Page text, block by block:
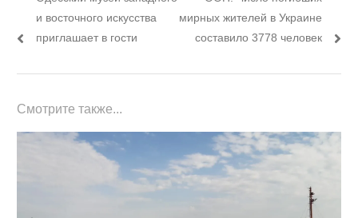
записям
пост:
и восточного искусства
приглашает в гости
пост:
мирных жителей в Украине
составило 3778 человек
Смотрите также...